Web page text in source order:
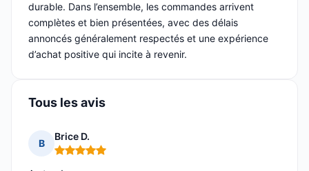
durable. Dans l’ensemble, les commandes arrivent
complètes et bien présentées, avec des délais
annoncés généralement respectés et une expérience
d’achat positive qui incite à revenir.
Tous les avis
B
Brice D.
Note : 5 sur 5